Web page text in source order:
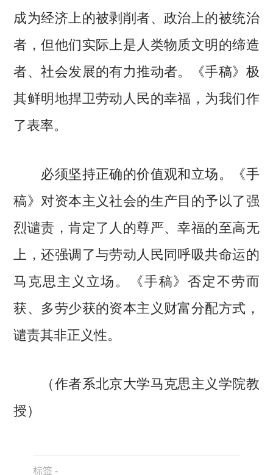
成为经济上的被剥削者、政治上的被统治
者，但他们实际上是人类物质文明的缔造
者、社会发展的有力推动者。《手稿》极
其鲜明地捍卫劳动人民的幸福，为我们作
了表率。
必须坚持正确的价值观和立场。《手
稿》对资本主义社会的生产目的予以了强
烈谴责，肯定了人的尊严、幸福的至高无
上，还强调了与劳动人民同呼吸共命运的
马克思主义立场。《手稿》否定不劳而
获、多劳少获的资本主义财富分配方式，
谴责其非正义性。
（作者系北京大学马克思主义学院教
授）
标签 -